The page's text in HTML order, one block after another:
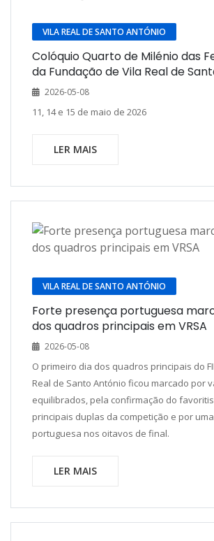
VILA REAL DE SANTO ANTÓNIO
Colóquio Quarto de Milénio das
da Fundação de Vila Real de
2026-05-08
11, 14 e 15 de maio de 2026
LER MAIS
VILA REAL DE SANTO ANTÓNIO
Forte presença portuguesa
dos quadros principais em VRSA
2026-05-08
O primeiro dia dos quadros principais do
Real de Santo António ficou marcado por
equilibrados, pela confirmação do
principais duplas da competição e por
portuguesa nos oitavos de final.
LER MAIS